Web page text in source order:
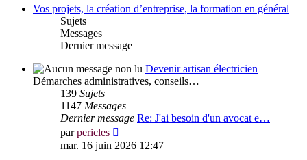
message
Vos projets, la création d’entreprise, la formation en général
Sujets
Messages
Dernier message
Devenir artisan électricien
Démarches administratives, conseils…
139 Sujets
1147 Messages
Dernier message Re: J'ai besoin d'un avocat e…
parpericles
le
mar. 16 juin 2026 12:47